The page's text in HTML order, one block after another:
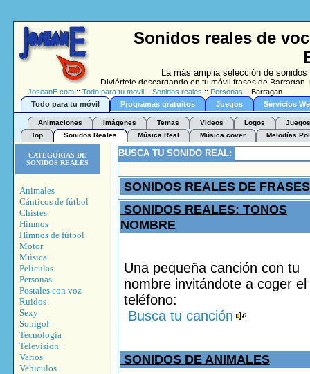
Sonidos reales de
La más amplia selección de
Diviértete descargando en tu móvil frases de
JoseanE.com :: Todo para tu movil :: Sonidos reales :: Personas :: Barragan
Todo para tu móvil
Programas gratuitos Juegos Servicios
Animaciones Imágenes Temas Videos Logos
Top
Sonidos Reales Música Real Música cover Melodías
CATEGORÍAS DE
SONIDOS REALES
Animales
Cánticos de fútbol
Chistes
Himnos
Himnos de fútbol
Motor
Música
Peliculas
Personas
Postales con voz
Ruidos
Sexy
Sonigol
Tecnología
Television
Varios
Vehiculos
BUSCA TU SONIDO REAL:
SONIDOS REALES DE
SONIDOS REALES: TONOS
NOMBRE
Una pequeña canción con tu
nombre invitándote a coger el
teléfono:
Busca tu canción
SONIDOS DE ANIMALES